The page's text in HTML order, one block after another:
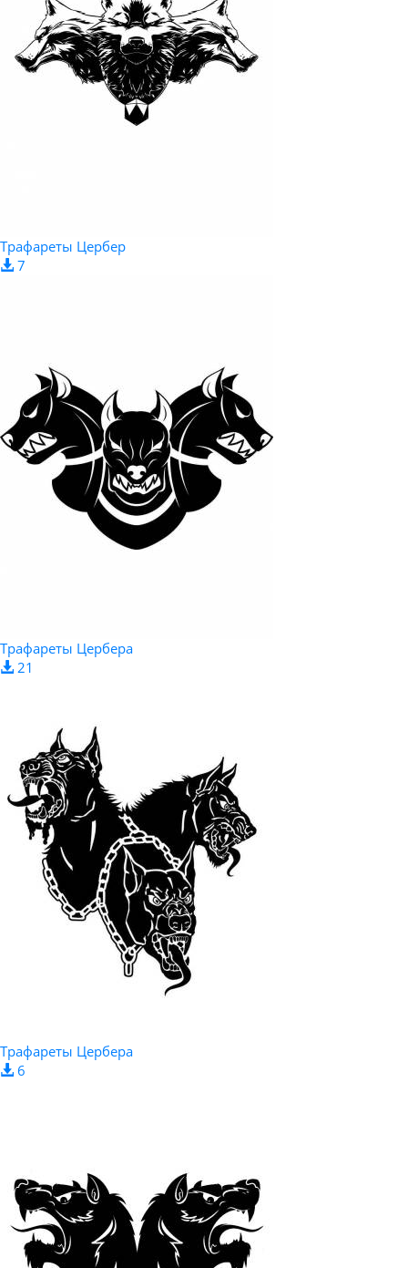
Трафареты Цербер
7
Трафареты Цербера
21
Трафареты Цербера
6